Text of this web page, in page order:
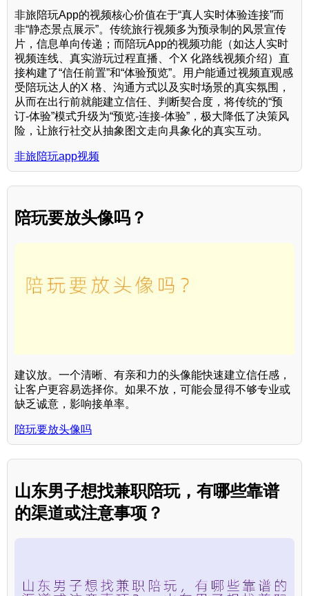
非旅陪玩App的视频核心价值在于“真人实时体验连接”而
非“静态景点展示”。传统旅行视频多为预录制的风景宣传
片，信息单向传递；而陪玩App的视频功能（如达人实时
视频连线、真实游玩过程直播、个X 化路线视频介绍）直
接构建了“信任前置”和“体验预览”。用户能通过视频直观感
受陪玩达人的X 格、沟通方式以及实时场景的真实氛围，
从而在出行前就能建立信任、判断契合度，将传统的“预
订-体验”模式升级为“预览-连接-体验”，极大降低了决策风
险，让旅行社交从抽象图文走向具象化的真实互动。
非旅陪玩app视频
陪玩要放头像吗？
建议放。一个清晰、有亲和力的头像能快速建立信任感，
让客户更容易选择你。如果不放，可能会显得不够专业或
缺乏诚意，影响接单率。
陪玩要放头像吗
山东男子想找兼职陪玩，有哪些靠谱
的渠道或注意事项？